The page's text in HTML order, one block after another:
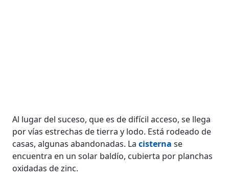
Al lugar del suceso, que es de difícil acceso, se llega
por vías estrechas de tierra y lodo. Está rodeado de
casas, algunas abandonadas. Lacisternase
encuentra en un solar baldío, cubierta por planchas
oxidadas de zinc.